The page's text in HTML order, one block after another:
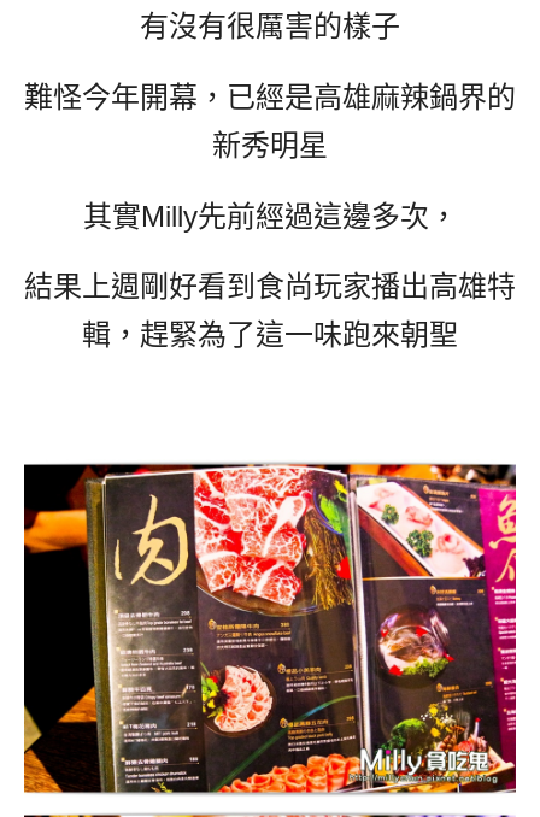
有沒有很厲害的樣子
難怪今年開幕，已經是高雄麻辣鍋界的
新秀明星
其實Milly先前經過這邊多次，
結果上週剛好看到食尚玩家播出高雄特
輯，趕緊為了這一味跑來朝聖